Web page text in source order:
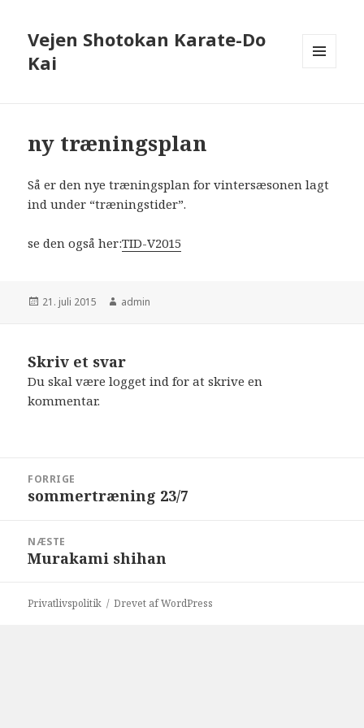
Vejen Shotokan Karate-Do
Kai
ny træningsplan
Så er den nye træningsplan for vintersæsonen lagt
ind under “træningstider”.
se den også her:TID-V2015
Udgivet
21. juli 2015 Forfatter
admin
Skriv et svar
Du skal værelogget ind for at skrive en
kommentar.
FORRIGE
Forrige
sommertræning 23/7
NÆSTE
Næste
Murakami shihan
Privatlivspolitik Drevet af WordPress